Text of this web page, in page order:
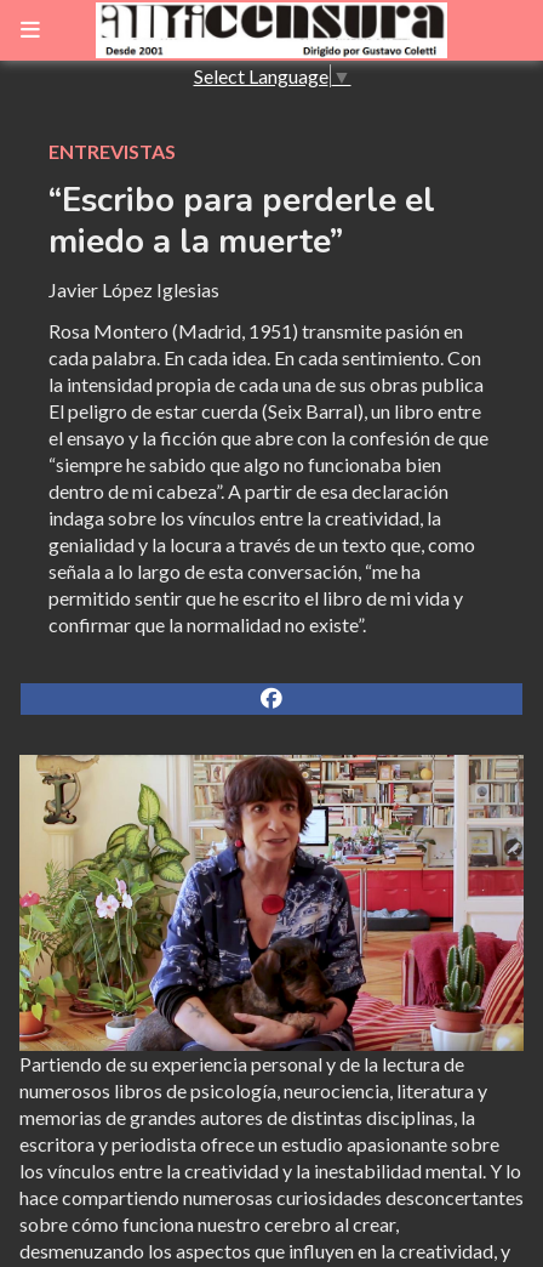
Select Language ▼
“Escribo para perderle el
miedo a la muerte”
Rosa Montero (Madrid, 1951) transmite pasión en
cada palabra. En cada idea. En cada sentimiento. Con
la intensidad propia de cada una de sus obras publica
El peligro de estar cuerda (Seix Barral), un libro entre
el ensayo y la ficción que abre con la confesión de que
“siempre he sabido que algo no funcionaba bien
dentro de mi cabeza”. A partir de esa declaración
indaga sobre los vínculos entre la creatividad, la
genialidad y la locura a través de un texto que, como
señala a lo largo de esta conversación, “me ha
permitido sentir que he escrito el libro de mi vida y
confirmar que la normalidad no existe”.
ENTREVISTAS
Javier López Iglesias
Partiendo de su experiencia personal y de la lectura de
numerosos libros de psicología, neurociencia, literatura y
memorias de grandes autores de distintas disciplinas, la
escritora y periodista ofrece un estudio apasionante sobre
los vínculos entre la creatividad y la inestabilidad mental. Y lo
hace compartiendo numerosas curiosidades desconcertantes
sobre cómo funciona nuestro cerebro al crear,
desmenuzando los aspectos que influyen en la creatividad, y